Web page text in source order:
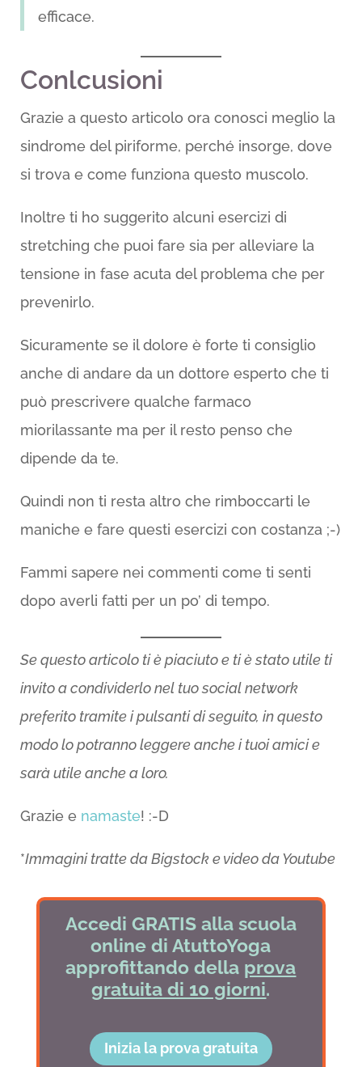
efficace.
Conlcusioni
Grazie a questo articolo ora conosci meglio la
sindrome del piriforme, perché insorge, dove
si trova e come funziona questo muscolo.
Inoltre ti ho suggerito alcuni esercizi di
stretching che puoi fare sia per alleviare la
tensione in fase acuta del problema che per
prevenirlo.
Sicuramente se il dolore è forte ti consiglio
anche di andare da un dottore esperto che ti
può prescrivere qualche farmaco
miorilassante ma per il resto penso che
dipende da te.
Quindi non ti resta altro che rimboccarti le
maniche e fare questi esercizi con costanza ;-)
Fammi sapere nei commenti come ti senti
dopo averli fatti per un po’ di tempo.
Se questo articolo ti è piaciuto e ti è stato utile ti
invito a condividerlo nel tuo social network
preferito tramite i pulsanti di seguito, in questo
modo lo potranno leggere anche i tuoi amici e
sarà utile anche a loro.
Grazie e namaste! :-D
*Immagini tratte da Bigstock e video da Youtube
Accedi GRATIS alla scuola
online di AtuttoYoga
approfittando della prova
gratuita di 10 giorni.
Inizia la prova gratuita